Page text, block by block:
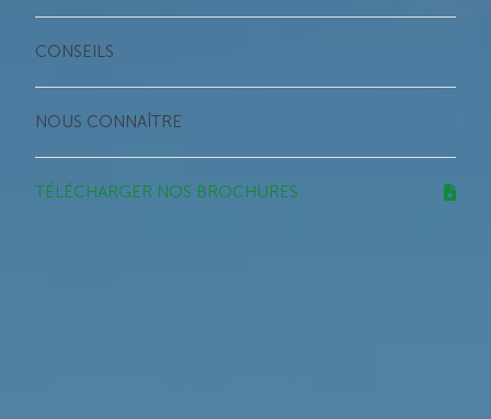
CONSEILS
NOUS CONNAÎTRE
TÉLÉCHARGER NOS BROCHURES